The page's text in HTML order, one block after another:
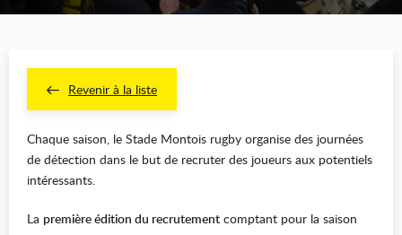
Revenir à la liste
Chaque saison, le Stade Montois rugby organise des journées
de détection dans le but de recruter des joueurs aux potentiels
intéressants.
La première édition du recrutement comptant pour la saison